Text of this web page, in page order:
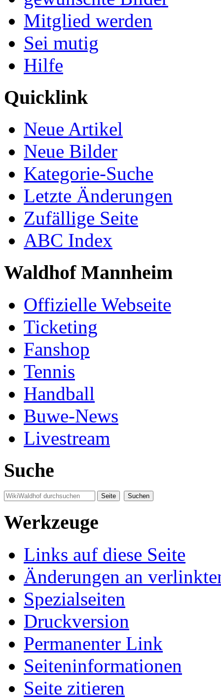
Mitglied werden
Sei mutig
Hilfe
Quicklink
Neue Artikel
Neue Bilder
Kategorie-Suche
Letzte Änderungen
Zufällige Seite
ABC Index
Waldhof Mannheim
Offizielle Webseite
Ticketing
Fanshop
Tennis
Handball
Buwe-News
Livestream
Suche
Werkzeuge
Links auf diese Seite
Änderungen an
Spezialseiten
Druckversion
Permanenter Link
Seiten­informationen
Seite zitieren